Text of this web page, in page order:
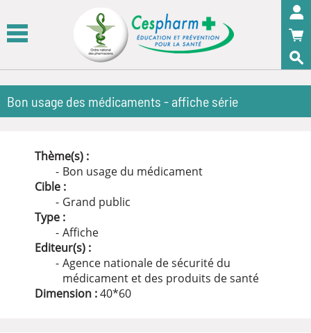
Bon usage des médicaments - affiche série
Thème(s) :
Bon usage du médicament
Cible :
Grand public
Type :
Affiche
Editeur(s) :
Agence nationale de sécurité du
médicament et des produits de santé
Dimension :40*60